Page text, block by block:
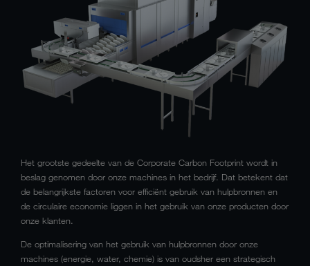
Het grootste gedeelte van de Corporate Carbon Footprint wordt in
beslag genomen door onze machines in het bedrijf. Dat betekent dat
de belangrijkste factoren voor efficiënt gebruik van hulpbronnen en
de circulaire economie liggen in het gebruik van onze producten door
onze klanten.
De optimalisering van het gebruik van hulpbronnen door onze
machines (energie, water, chemie) is van oudsher een strategisch